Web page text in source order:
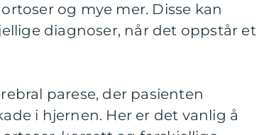
og mye mer. Disse kan
diagnoser, når det oppstår et
parese, der pasienten
i hjernen. Her er det vanlig å